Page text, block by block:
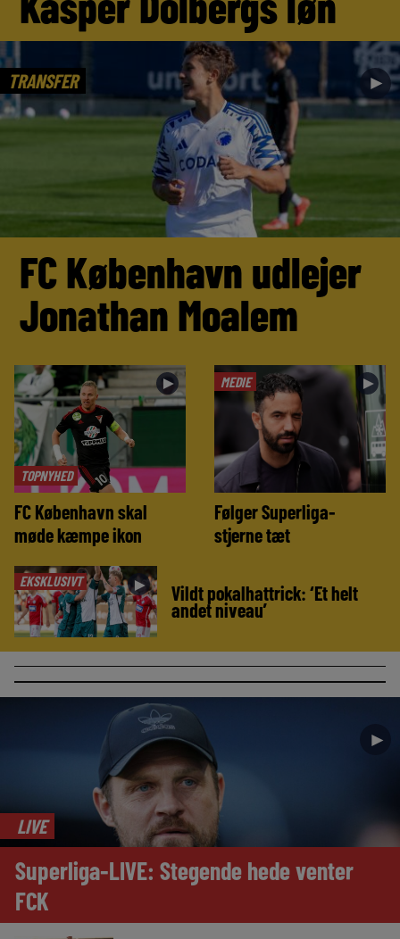
TRANSFER ►
FC København udlejer
Jonathan Moalem
TOPNYHED
►
FC København skal
møde kæmpe ikon
MEDIE ►
Følger Superliga-
stjerne tæt
EKSKLUSIVT ► Vildt pokalhattrick: ‘Et helt
andet niveau’
►
LIVE
Superliga-LIVE: Stegende hede venter
FCK